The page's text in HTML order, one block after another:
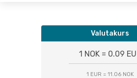
Valutakurs
1 NOK = 0.09
1 EUR = 11.06 NOK